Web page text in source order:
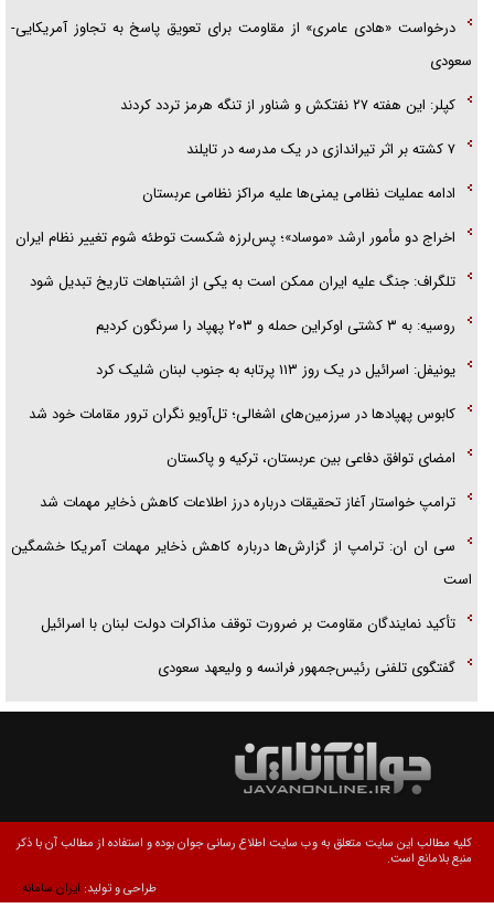
درخواست «هادی عامری» از مقاومت برای تعویق پاسخ به تجاوز آمریکایی-
سعودی
کپلر: این هفته ۲۷ نفتکش و شناور از تنگه هرمز تردد کردند
۷ کشته بر اثر تیراندازی در یک مدرسه در تایلند
ادامه عملیات نظامی یمنی‌ها علیه مراکز نظامی عربستان
اخراج دو مأمور ارشد «موساد»؛ پس‌لرزه شکست توطئه شوم تغییر نظام ایران
تلگراف: جنگ علیه ایران ممکن است به یکی از اشتباهات تاریخ تبدیل شود
روسیه: به ۳ کشتی اوکراین حمله و ۲۰۳ پهپاد را سرنگون کردیم
یونیفل: اسرائیل در یک روز ۱۱۳ پرتابه به جنوب لبنان شلیک کرد
کابوس پهپادها در سرزمین‌های اشغالی؛ تل‌آویو نگران ترور مقامات خود شد
امضای توافق دفاعی بین عربستان، ترکیه و پاکستان
ترامپ خواستار آغاز تحقیقات درباره درز اطلاعات کاهش ذخایر مهمات شد
سی ان ان: ترامپ از گزارش‌ها درباره کاهش ذخایر مهمات آمریکا خشمگین
است
تأکید نمایندگان مقاومت بر ضرورت توقف مذاکرات دولت لبنان با اسرائیل
گفتگوی تلفنی رئیس‌جمهور فرانسه و ولیعهد سعودی
کلیه مطالب این سایت متعلق به وب سایت اطلاع رسانی جوان بوده و استفاده از مطالب آن با ذکر
منبع بلامانع است.
طراحی و تولید: ایران سامانه